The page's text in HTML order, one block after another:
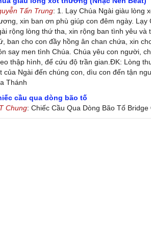
Tấn Trung: 1. Lạy Chúa Ngài giàu lòng
xin ban ơn phù giúp con đêm ngày. Lạy
rộng lòng thứ tha, xin rộng ban tình yêu và
ban cho con đầy hồng ân chan chứa, xin
say men tình Chúa. Chúa yêu con người,
thập hình, để cứu độ trần gian.ĐK: Lòng
của Ngài đến chúng con, dìu con đến tận
Thánh
cầu qua dòng bão tố
Chung: Chiếc Cầu Qua Dòng Bão Tố Bridge
Water by Simon & Garfunkel (Released